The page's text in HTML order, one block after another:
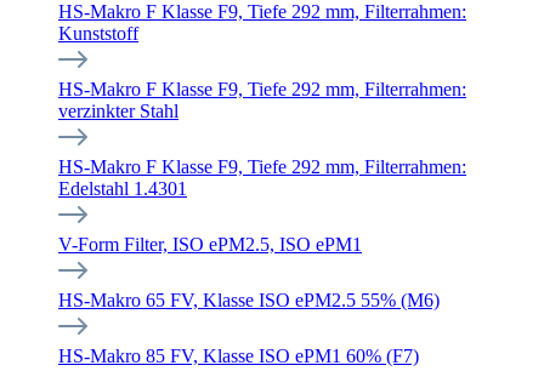
HS-Makro F Klasse F9, Tiefe 292 mm, Filterrahmen:
Kunststoff
HS-Makro F Klasse F9, Tiefe 292 mm, Filterrahmen:
verzinkter Stahl
HS-Makro F Klasse F9, Tiefe 292 mm, Filterrahmen:
Edelstahl 1.4301
V-Form Filter, ISO ePM2.5, ISO ePM1
HS-Makro 65 FV, Klasse ISO ePM2.5 55% (M6)
HS-Makro 85 FV, Klasse ISO ePM1 60% (F7)